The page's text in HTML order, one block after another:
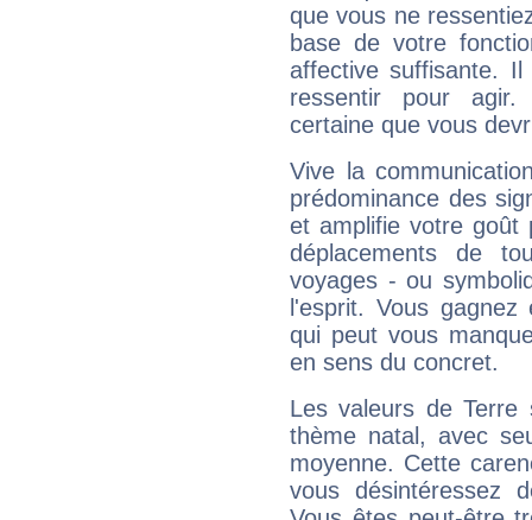
que vous ne
base de votre
affective suffisante.
ressentir pour agir.
certaine que vous
Vive la
prédominance des
et amplifie votre goût
déplacements de
voyages - ou
l'esprit. Vous
qui peut vous
en sens du concret.
Les valeurs de Terre
thème natal, avec
moyenne. Cette
vous désintéressez